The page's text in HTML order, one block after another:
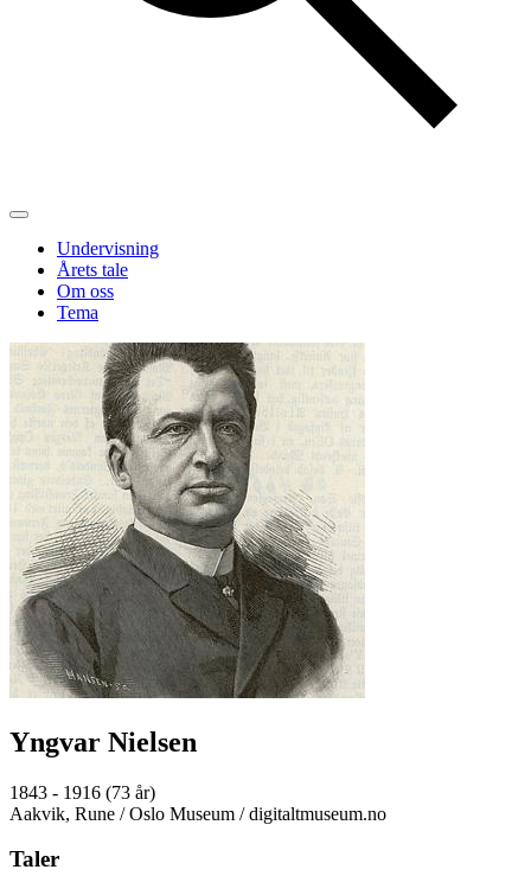
Undervisning
Årets tale
Om oss
Tema
Yngvar Nielsen
1843 - 1916 (73 år)
Aakvik, Rune / Oslo Museum / digitaltmuseum.no
Taler